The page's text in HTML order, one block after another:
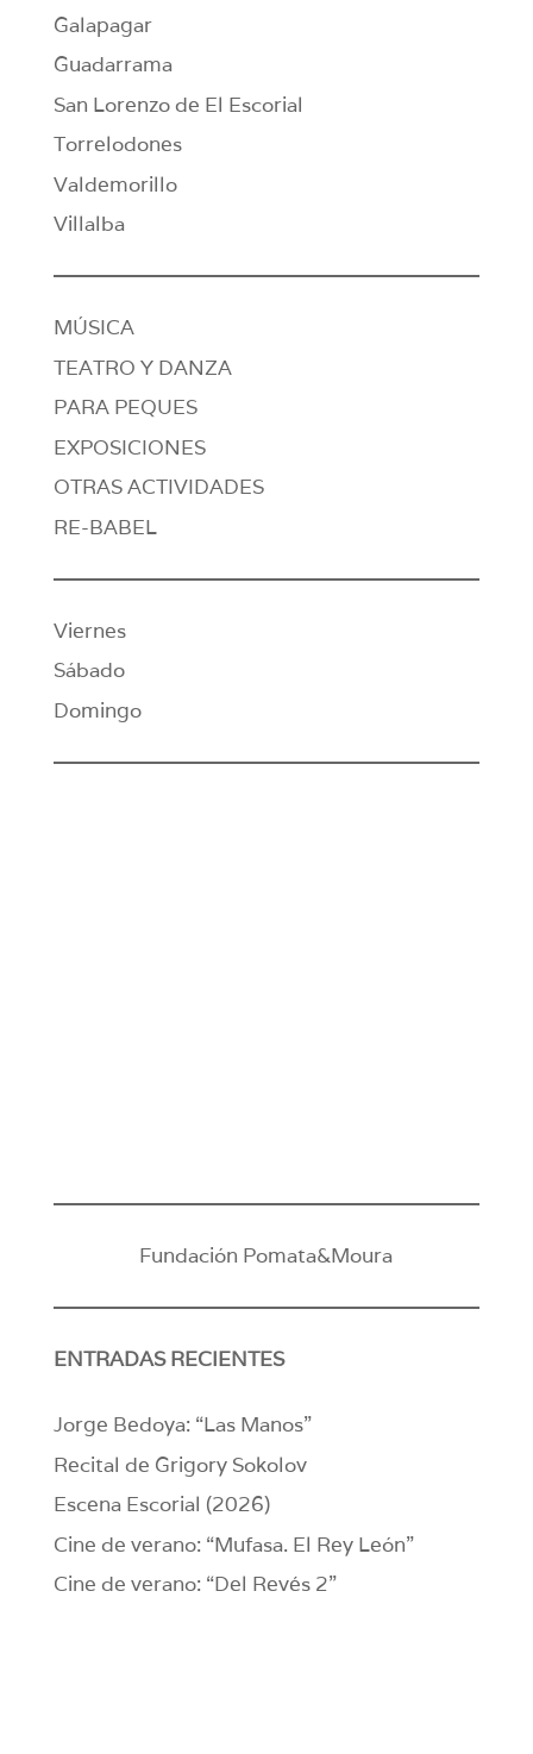
Galapagar
Guadarrama
San Lorenzo de El Escorial
Torrelodones
Valdemorillo
Villalba
MÚSICA
TEATRO Y DANZA
PARA PEQUES
EXPOSICIONES
OTRAS ACTIVIDADES
RE-BABEL
Viernes
Sábado
Domingo
Fundación Pomata&Moura
ENTRADAS RECIENTES
Jorge Bedoya: “Las Manos”
Recital de Grigory Sokolov
Escena Escorial (2026)
Cine de verano: “Mufasa. El Rey León”
Cine de verano: “Del Revés 2”